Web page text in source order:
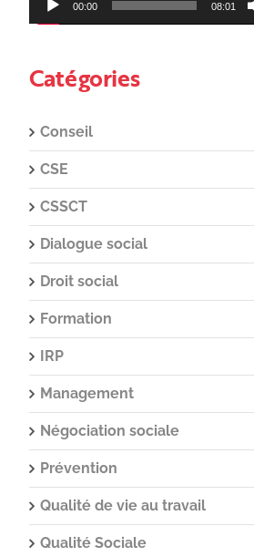
00:00 08:01
Catégories
Conseil
CSE
CSSCT
Dialogue social
Droit social
Formation
IRP
Management
Négociation sociale
Prévention
Qualité de vie au travail
Qualité Sociale